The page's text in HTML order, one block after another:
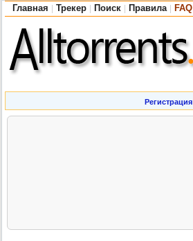
Главная Трекер Поиск Правила FAQ
Регистрация